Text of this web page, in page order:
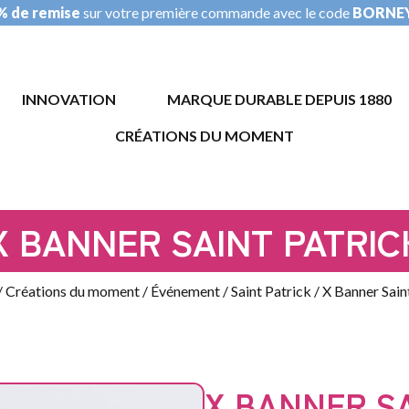
de remise sur votre première commande avec le code
INNOVATION MARQUE DURABLE DEPUIS 1880
CRÉATIONS DU MOMENT
GARAGE
ÉVÉNEMENT
COUPE
DU
MONDE
BANNER SAINT
Créations du moment/ Événement/Saint Patrick / X Banner